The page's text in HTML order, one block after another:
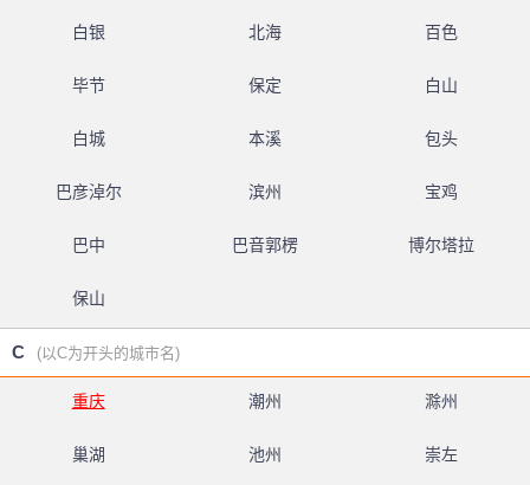
白银 北海 百色
毕节 保定 白山
白城 本溪 包头
巴彦淖尔 滨州 宝鸡
巴中 巴音郭楞 博尔塔拉
保山
C (以C为开头的城市名)
重庆 潮州 滁州
巢湖 池州 崇左